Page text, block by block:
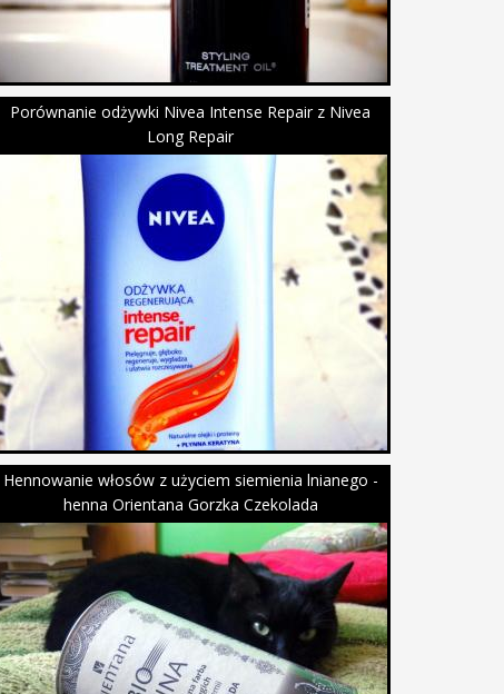
Porównanie odżywki Nivea Intense Repair z Nivea
Long Repair
Hennowanie włosów z użyciem siemienia lnianego -
henna Orientana Gorzka Czekolada